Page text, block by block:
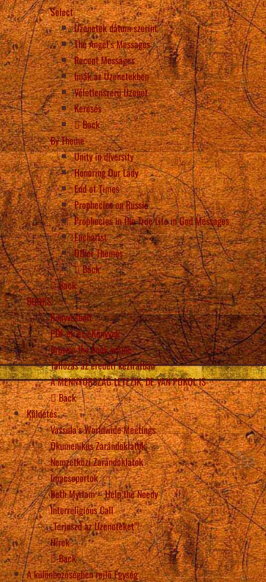
Select
Üzenetek dátum szerint
The Angel’s Messages
Recent Messages
Imák az Üzenetekben
Véletlenszerű Üzenet
Keresés
Back
By Theme
Unity in diversity
Honoring Our Lady
End of Times
Prophecies on Russia
Prophecies in the True Life in God Messages
Eucharist
Other Themes
Back
Back
BOOKS
Könyvesbolt
PDF-ek és eKönyvek
Browse the book online
Tallózás az eredeti kéziratban
A MENNYORSZÁG LÉTEZIK, DE VAN POKOL IS
Back
Küldetés
Vassula’s Worldwide Meetings
Ökumenikus Zarándoklatok
Nemzetközi Zarándoklatok
Imacsoportok
Beth Myriam – Help the Needy
Interreligious Call
„Terjeszd az Üzeneteket”!
Hírek
Back
A különbözőségben rejlő Egység